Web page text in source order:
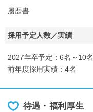
履歴書
採用予定人数／実績
2027年卒予定：6名～10名
前年度採用実績：4名
待遇・福利厚生